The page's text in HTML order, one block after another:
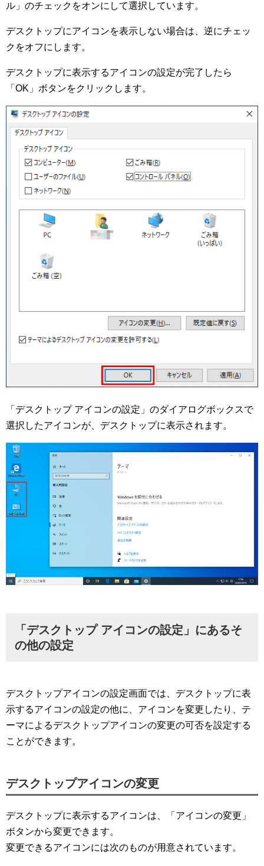
ル」のチェックをオンにして選択しています。
デスクトップにアイコンを表示しない場合は、逆にチェッ
クをオフにします。
デスクトップに表示するアイコンの設定が完了したら
「OK」ボタンをクリックします。
「デスクトップ アイコンの設定」のダイアログボックスで
選択したアイコンが、デスクトップに表示されます。
「デスクトップ アイコンの設定」にあるそ
の他の設定
デスクトップアイコンの設定画面では、デスクトップに表
示するアイコンの設定の他に、アイコンを変更したり、テ
ーマによるデスクトップアイコンの変更の可否を設定する
ことができます。
デスクトップアイコンの変更
デスクトップに表示するアイコンは、「アイコンの変更」
ボタンから変更できます。
変更できるアイコンには次のものが用意されています。